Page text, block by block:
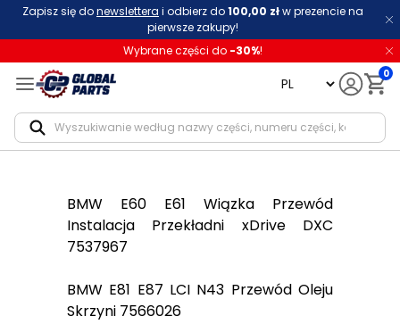
Zapisz się donewslettera i odbierz do100,00 złw prezencie na
pierwsze zakupy!
Wybrane części do -30%!
language 0
BMW E60 E61 Wiązka Przewód
Instalacja Przekładni xDrive DXC
7537967
BMW E81 E87 LCI N43 Przewód Oleju
Skrzyni 7566026